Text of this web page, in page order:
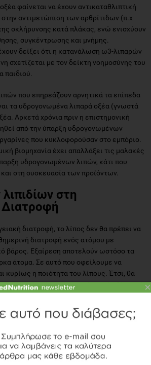
φαίνεται να έχουν αντικαταθλιπτική
αντιμετώπιση των αρθρίτιδων (π.χ
σκλήρυνσης κατά πλάκας, ενώ ενισχύουν
συγκέντρωσης και μνήμης.
δείξει ότι η κατανάλωση ω3-λιπαρών
σχετίζεται με τον δείκτη νοημοσύνης του
παιδιού.
που επηρεάζουν αρνητικά τα επίπεδα
τα υδρογονωμένα λιπαρά οξέα (γνωστά
Αρκετά χρόνια πριν η επιστημονική
από την ύπαρξη υδρογονωμένων
που κυκλοφορούσαν στο εμπόριο.
βιομηχανία έχει απαλλάξει τις μαλακές
υδρογονωμένων λιπών, κάτι που
στη συσκευασία των προϊόντων.
στη
διατροφή, το λίπος δεν θα πρέπει να
διατροφή ενός ατόμου με
βάρος. Εξαίρεση αποτελούν ωστόσο τα
άτομα. Σε αυτό που οφείλουμε να
κυρίως η ποιότητα του λίπους. Έτσι, θα
τα κορεσμένα και trans λιπαρά οξέα, ενώ
ενθαρρύνεται να προσλαμβάνει κυρίως
λιπαρά οξέα. Ο λόγος ω6/ω3 θα πρέπει να
όπως συμβαίνει σήμερα στις χώρες του
που πρέπει να δοθεί στους
διαβάζουν τις ετικέτες τροφίμων
τα κακής ποιότητας λιπαρά και
θα τους θωρακίσουν την υγεία.
×